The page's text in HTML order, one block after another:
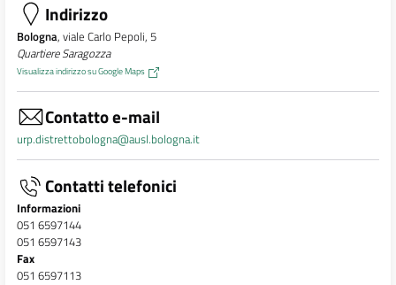
Indirizzo
Bologna, viale Carlo Pepoli, 5
Quartiere Saragozza
Visualizza indirizzo su Google Maps
Contatto e-mail
urp.distrettobologna@ausl.bologna.it
Contatti telefonici
Informazioni
051 6597144
051 6597143
Fax
051 6597113